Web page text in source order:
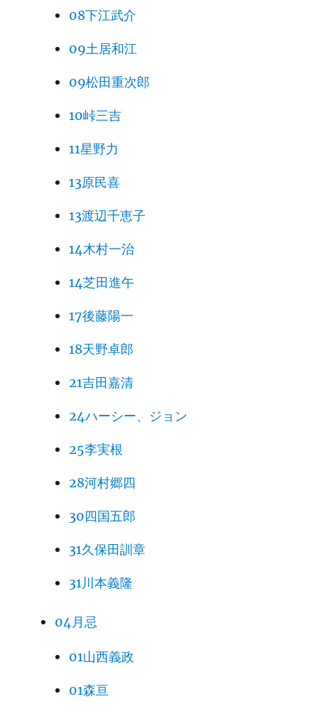
08下江武介
09土居和江
09松田重次郎
10峠三吉
11星野力
13原民喜
13渡辺千恵子
14木村一治
14芝田進午
17後藤陽一
18天野卓郎
21吉田嘉清
24ハーシー、ジョン
25李実根
28河村郷四
30四国五郎
31久保田訓章
31川本義隆
04月忌
01山西義政
01森亘